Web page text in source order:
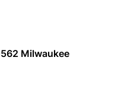
Milwaukee